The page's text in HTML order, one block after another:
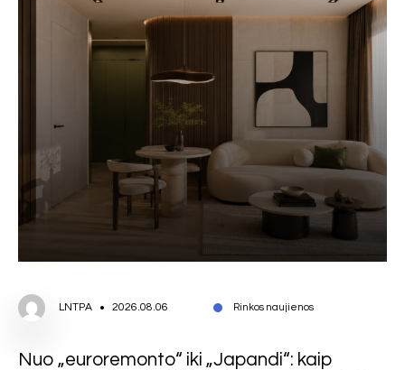
LNTPA 2026.08.06 Rinkos naujienos
Nuo „euroremonto“ iki „Japandi“: kaip